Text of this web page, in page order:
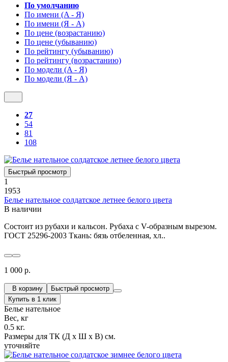
По умолчанию
По имени (A - Я)
По имени (Я - A)
По цене (возрастанию)
По цене (убыванию)
По рейтингу (убыванию)
По рейтингу (возрастанию)
По модели (A - Я)
По модели (Я - A)
27
54
81
108
Быстрый просмотр
1
1953
Белье нательное солдатское летнее белого цвета
В наличии
Состоит из рубахи и кальсон. Рубаха с V-образным вырезом.
ГОСТ 25296-2003 Ткань: бязь отбеленная, хл..
1 000 р.
В корзину
Быстрый просмотр
Купить в 1 клик
Белье нательное
Вес, кг
0.5 кг.
Размеры для ТК (Д х Ш х В) см.
уточняйте